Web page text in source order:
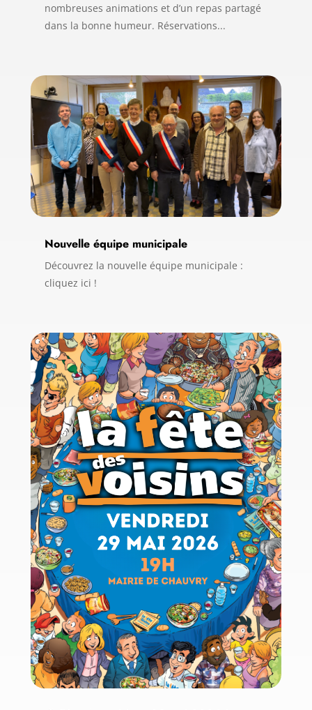
nombreuses animations et d’un repas partagé
dans la bonne humeur. Réservations...
Nouvelle équipe municipale
Découvrez la nouvelle équipe municipale :
cliquez ici !